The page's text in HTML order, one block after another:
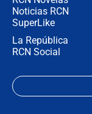
Noticias RCN
SuperLike
La República
RCN Social